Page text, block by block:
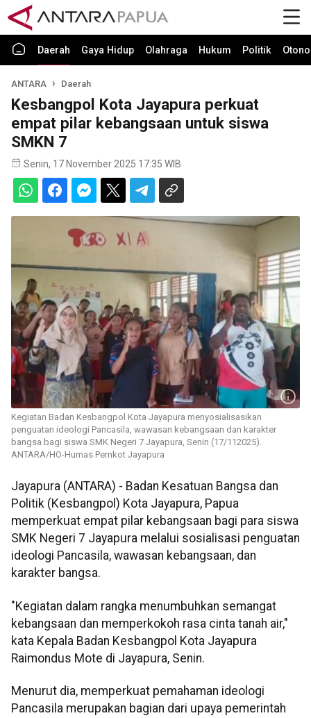
Daerah Gaya Hidup Olahraga Hukum Politik
ANTARA Daerah
Kesbangpol Kota Jayapura perkuat
empat pilar kebangsaan untuk siswa
SMKN 7
Senin, 17 November 2025 17:35 WIB
Kegiatan Badan Kesbangpol Kota Jayapura menyosialisasikan
penguatan ideologi Pancasila, wawasan kebangsaan dan karakter
bangsa bagi siswa SMK Negeri 7 Jayapura, Senin (17/112025).
ANTARA/HO-Humas Pemkot Jayapura
Jayapura (ANTARA) - Badan Kesatuan Bangsa dan
Politik (Kesbangpol) Kota Jayapura, Papua
memperkuat empat pilar kebangsaan bagi para siswa
SMK Negeri 7 Jayapura melalui sosialisasi penguatan
ideologi Pancasila, wawasan kebangsaan, dan
karakter bangsa.
"Kegiatan dalam rangka menumbuhkan semangat
kebangsaan dan memperkokoh rasa cinta tanah air,"
kata Kepala Badan Kesbangpol Kota Jayapura
Raimondus Mote di Jayapura, Senin.
Menurut dia, memperkuat pemahaman ideologi
Pancasila merupakan bagian dari upaya pemerintah